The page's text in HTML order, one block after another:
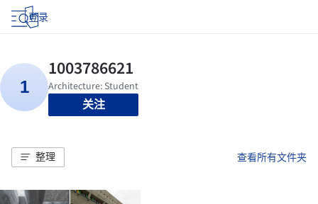
登录
关注
整理 查看所有文件夹